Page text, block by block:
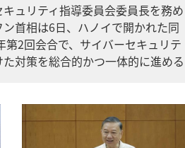
ュリティ指導委員会委員長を務め
首相は6日、ハノイで開かれた同
第2回会合で、サイバーセキュリテ
対策を総合的かつ一体的に進める